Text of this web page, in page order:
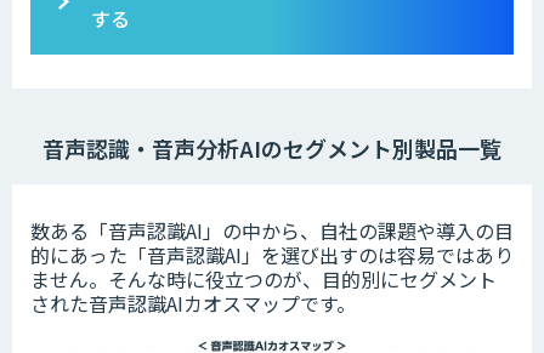
する
音声認識・音声分析AIのセグメント別製品一覧
数ある「音声認識AI」の中から、自社の課題や導入の目
的にあった「音声認識AI」を選び出すのは容易ではあり
ません。そんな時に役立つのが、目的別にセグメント
された音声認識AIカオスマップです。